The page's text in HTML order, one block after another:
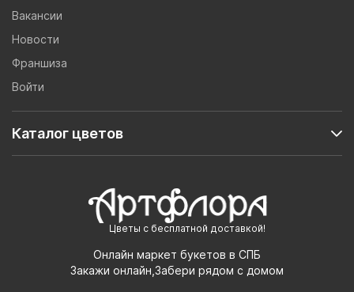
Цветы с бесплатной доставкой!
Онлайн маркет букетов в СПБ
Закажи онлайн,Забери рядом с домом
Вакансии
Новости
Франшиза
Войти
Каталог цветов